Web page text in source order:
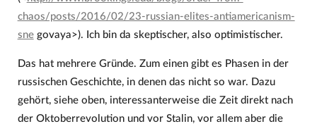
chaos/posts/2016/02/23-russian-elites-antiamericanism-
snegovaya>). Ich bin da skeptischer, also optimistischer.
Das hat mehrere Gründe. Zum einen gibt es Phasen in der
russischen Geschichte, in denen das nicht so war. Dazu
gehört, siehe oben, interessanterweise die Zeit direkt nach
der Oktoberrevolution und vor Stalin, vor allem aber die